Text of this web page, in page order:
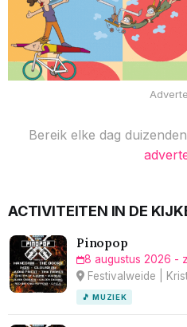
Bereik elke dag
ACTIVITEITEN IN DE
Pinopop
8 augustus 2026 -
Festivalweide |
🎵 MUZIEK